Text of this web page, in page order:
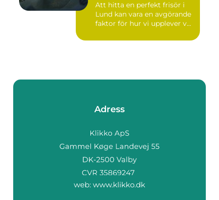
Att hitta en perfekt frisör i
Lund kan vara en avgörande
faktor för hur vi upplever v...
Adress
web: www.klikko.dk